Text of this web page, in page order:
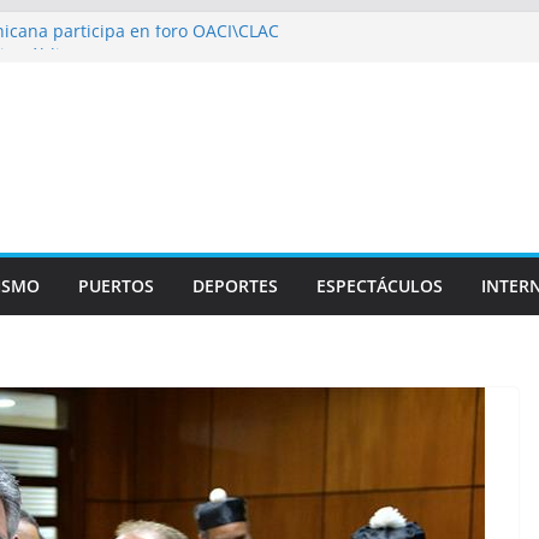
participa en foro OACI\CLAC
en normas de calidad ISO
multidisciplinario operativo médico
PUERTOS DEPORTES ESPECTÁCULOS